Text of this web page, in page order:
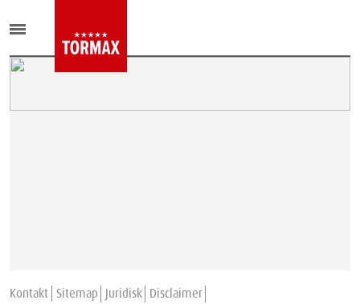
Kontakt Sitemap Juridisk Disclaimer